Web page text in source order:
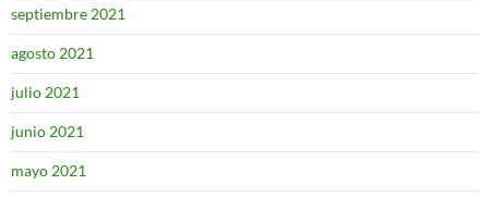
septiembre 2021
agosto 2021
julio 2021
junio 2021
mayo 2021